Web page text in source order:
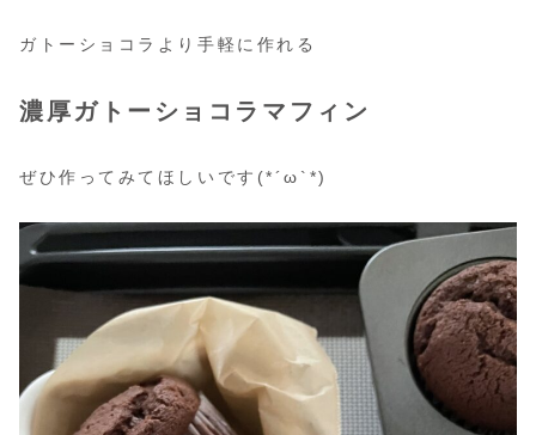
ガトーショコラより手軽に作れる
濃厚ガトーショコラマフィン
ぜひ作ってみてほしいです(*´ω`*)